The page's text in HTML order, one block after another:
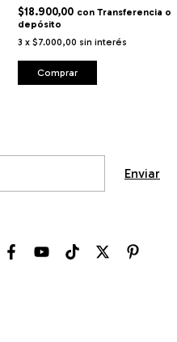
$18.900,00 con Transferencia o
depósito
3 x $7.000,00 sin interés
Comprar